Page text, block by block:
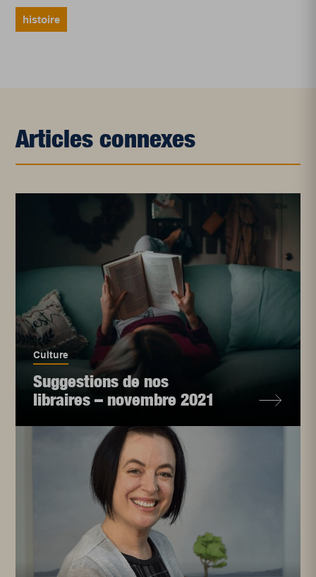
histoire
Articles connexes
Culture
Suggestions de nos
libraires – novembre 2021